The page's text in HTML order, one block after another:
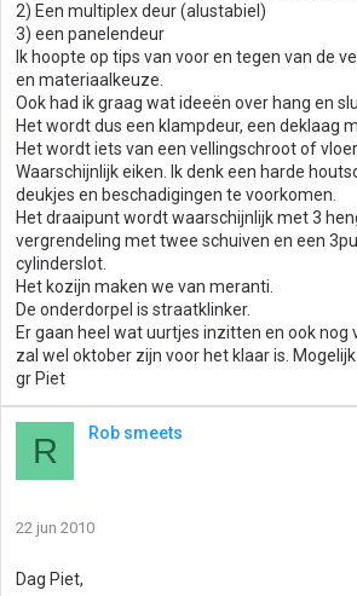
2) Een multiplex deur (alustabiel)
3) een panelendeur
Ik hoopte op tips van voor en tegen van de
en materiaalkeuze.
Ook had ik graag wat ideeën over hang en
Het wordt dus een klampdeur, een deklaag
Het wordt iets van een vellingschroot of
Waarschijnlijk eiken. Ik denk een harde
deukjes en beschadigingen te voorkomen.
Het draaipunt wordt waarschijnlijk met 3
vergrendeling met twee schuiven en een
cylinderslot.
Het kozijn maken we van meranti.
De onderdorpel is straatklinker.
Er gaan heel wat uurtjes inzitten en ook nog
zal wel oktober zijn voor het klaar is.
gr Piet
R Rob smeets
22 jun 2010
Dag Piet,